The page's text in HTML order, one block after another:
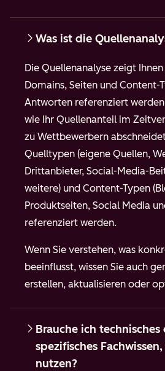
Was ist die
Die Quellenanalyse zeigt
Domains, Seiten und Content-
Antworten referenziert
wie Ihr Quellenanteil im
zu Wettbewerbern
Quelltypen (eigene Quellen,
Drittanbieter, Social-Media-
weitere) und Content-Typen
Produktseiten, Social Media
referenziert werden.
Wenn Sie verstehen, was
beeinflusst, wissen Sie auch
erstellen, aktualisieren oder
Brauche ich technisches
spezifisches
nutzen?